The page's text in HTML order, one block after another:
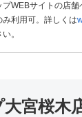
WEBサイトの店舗
利用可。詳しくは
。
宮桜木